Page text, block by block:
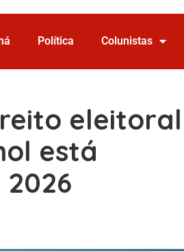
Política Colunistas
eleitoral
está